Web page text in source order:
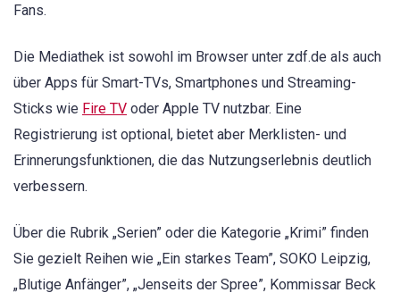
Fans.
Die Mediathek ist sowohl im Browser unter zdf.de als auch
über Apps für Smart-TVs, Smartphones und Streaming-
Sticks wie Fire TV oder Apple TV nutzbar. Eine
Registrierung ist optional, bietet aber Merklisten- und
Erinnerungsfunktionen, die das Nutzungserlebnis deutlich
verbessern.
Über die Rubrik „Serien” oder die Kategorie „Krimi” finden
Sie gezielt Reihen wie „Ein starkes Team”, SOKO Leipzig,
„Blutige Anfänger”, „Jenseits der Spree”, Kommissar Beck